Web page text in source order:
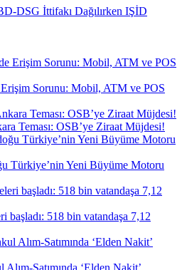
DSG İttifakı Dağılırken IŞİD
Erişim Sorunu: Mobil, ATM ve POS
Teması: OSB’ye Ziraat Müjdesi!
Türkiye’nin Yeni Büyüme Motoru
başladı: 518 bin vatandaşa 7,12
Satımında ‘Elden Nakit’